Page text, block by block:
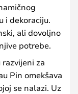
i dekoraciju.
ali dovoljno
potrebe.
za
Pin omekšava
se nalazi. Uz